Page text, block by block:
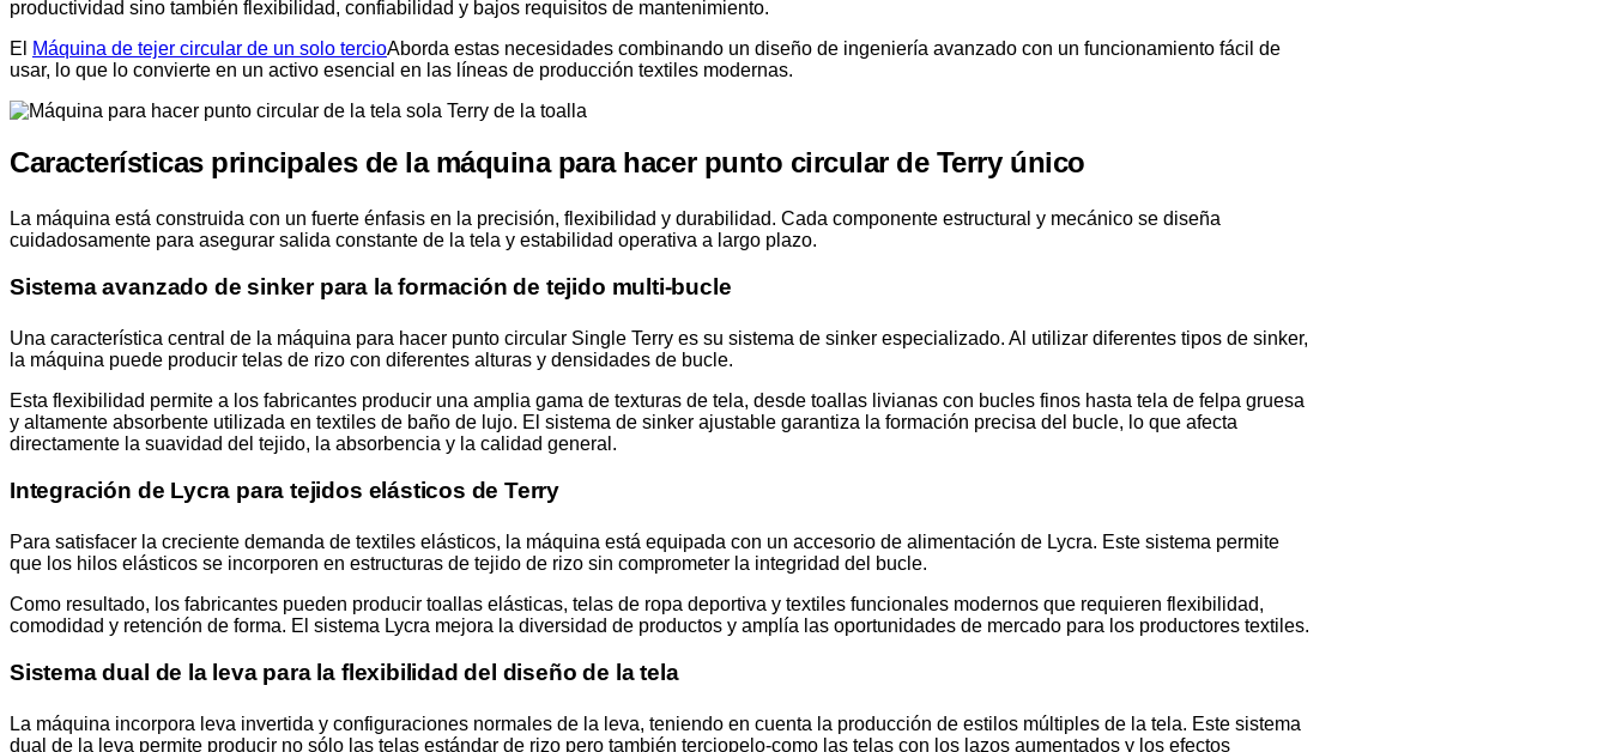
productividad sino también flexibilidad, confiabilidad y bajos requisitos de mantenimiento.
El
Máquina de tejer circular de un solo tercioAborda estas necesidades combinando un diseño de ingeniería avanzado con un funcionamiento fácil de
usar, lo que lo convierte en un activo esencial en las líneas de producción textiles modernas.
Características principales de la máquina para hacer punto circular de Terry único
La máquina está construida con un fuerte énfasis en la precisión, flexibilidad y durabilidad. Cada componente estructural y mecánico se diseña
cuidadosamente para asegurar salida constante de la tela y estabilidad operativa a largo plazo.
Sistema avanzado de sinker para la formación de tejido multi-bucle
Una característica central de la máquina para hacer punto circular Single Terry es su sistema de sinker especializado. Al utilizar diferentes tipos de sinker,
la máquina puede producir telas de rizo con diferentes alturas y densidades de bucle.
Esta flexibilidad permite a los fabricantes producir una amplia gama de texturas de tela, desde toallas livianas con bucles finos hasta tela de felpa gruesa
y altamente absorbente utilizada en textiles de baño de lujo. El sistema de sinker ajustable garantiza la formación precisa del bucle, lo que afecta
directamente la suavidad del tejido, la absorbencia y la calidad general.
Integración de Lycra para tejidos elásticos de Terry
Para satisfacer la creciente demanda de textiles elásticos, la máquina está equipada con un accesorio de alimentación de Lycra. Este sistema permite
que los hilos elásticos se incorporen en estructuras de tejido de rizo sin comprometer la integridad del bucle.
Como resultado, los fabricantes pueden producir toallas elásticas, telas de ropa deportiva y textiles funcionales modernos que requieren flexibilidad,
comodidad y retención de forma. El sistema Lycra mejora la diversidad de productos y amplía las oportunidades de mercado para los productores textiles.
Sistema dual de la leva para la flexibilidad del diseño de la tela
La máquina incorpora leva invertida y configuraciones normales de la leva, teniendo en cuenta la producción de estilos múltiples de la tela. Este sistema
dual de la leva permite producir no sólo las telas estándar de rizo pero también terciopelo-como las telas con los lazos aumentados y los efectos